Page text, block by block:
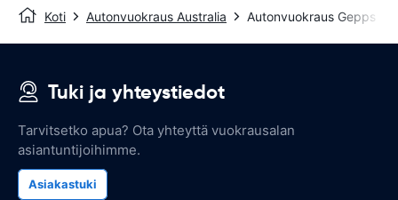
Koti Autonvuokraus Australia Autonvuokraus Gepps
Tuki ja yhteystiedot
Tarvitsetko apua? Ota yhteyttä vuokrausalan
asiantuntijoihimme.
Asiakastuki